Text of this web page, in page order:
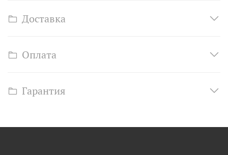
Доставка
Оплата
Гарантия